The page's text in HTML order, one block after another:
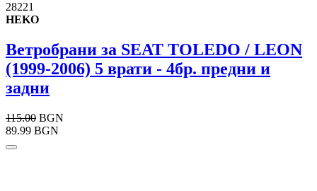
28221
HEKO
Ветробрани за SEAT TOLEDO / LEON
(1999-2006) 5 врати - 4бр. предни и
задни
115.00 BGN
89.99 BGN